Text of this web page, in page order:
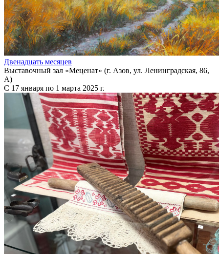
Двенадцать месяцев
Выставочный зал «Меценат» (г. Азов, ул. Ленинградская, 86,
А)
С 17 января по 1 марта 2025 г.